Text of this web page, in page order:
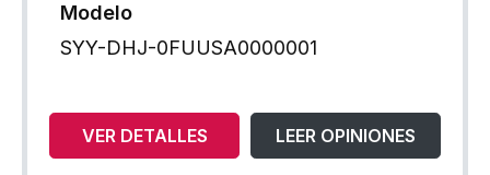
Modelo
SYY-DHJ-0FUUSA0000001
VER DETALLES LEER OPINIONES